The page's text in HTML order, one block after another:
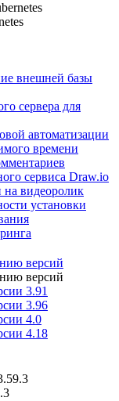
внешней базы
сервера для
автоматизации
времени
сервиса Draw.io
видеоролик
установки
версий
версий
3.91
3.96
4.0
4.18